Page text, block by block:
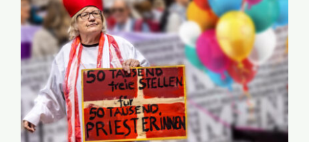
Lehramt